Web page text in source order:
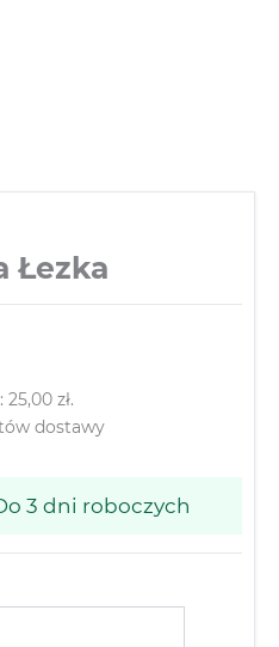
Łezka
25,00 zł.
dostawy
3 dni roboczych